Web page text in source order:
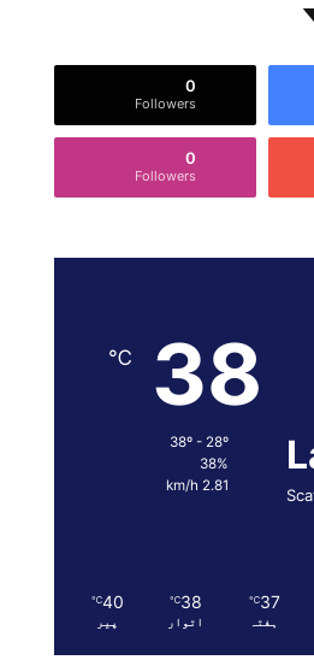
0
Followers
0
Followers
38
℃
38º - 28º
38%
2.81 km/h
37
℃
ہفتہ
38
℃
اتوار
40
℃
پیر